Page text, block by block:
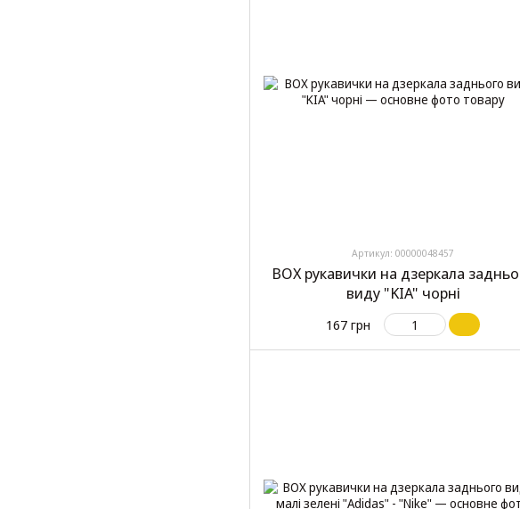
Артикул: 00000048457
BOX рукавички на дзеркала
виду "KIA" чорні
167 грн